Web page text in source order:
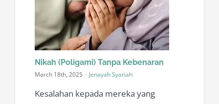
Nikah (Poligami) Tanpa Kebenaran
March 18th, 2025 · Jenayah Syariah
Kesalahan kepada mereka yang